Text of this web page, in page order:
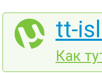
tt-
Как